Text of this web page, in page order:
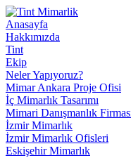
Anasayfa
Hakkımızda
Tint
Ekip
Neler Yapıyoruz?
Mimar Ankara Proje Ofisi
İç Mimarlık Tasarımı
Mimari Danışmanlık
İzmir Mimarlık
İzmir Mimarlık Ofisleri
Eskişehir Mimarlık